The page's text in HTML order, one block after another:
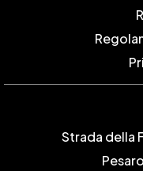
Strada della